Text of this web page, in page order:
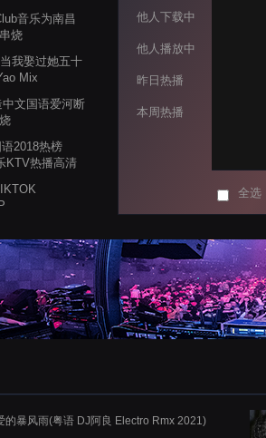
音乐为南昌
烧
我娶过她五十
Mix
文国语爱河断
2018热榜
KTV热播高清
的风是想你的
他人下载中
他人播放中
昨日热播
本周热播
全选
的暴风雨(粤语 DJ阿良 Electro Rmx 2021)